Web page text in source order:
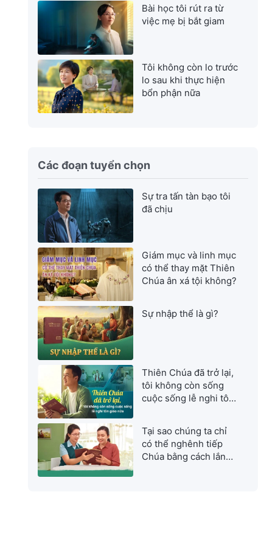
Bài học tôi rút ra từ
việc mẹ bị bắt giam
Tôi không còn lo trước
lo sau khi thực hiện
bổn phận nữa
Các đoạn tuyển chọn
Sự tra tấn tàn bạo tôi
đã chịu
Giám mục và linh mục
có thể thay mặt Thiên
Chúa ân xá tội không?
Sự nhập thể là gì?
Thiên Chúa đã trở lại,
tôi không còn sống
cuộc sống lễ nghi tôn
Tại sao chúng ta chỉ
có thể nghênh tiếp
Chúa bằng cách lắng